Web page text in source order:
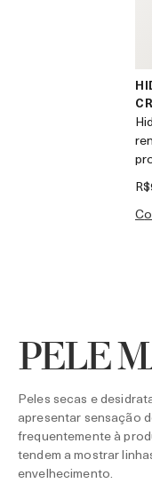
PELE
Peles secas e
apresentar sensação
frequentemente à
tendem a mostrar
envelhecimento.